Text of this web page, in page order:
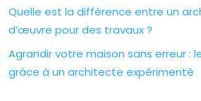
Quelle est la différence entre un
d’œuvre pour des travaux ?
Agrandir votre maison sans erreur :
grâce à un architecte expérimenté